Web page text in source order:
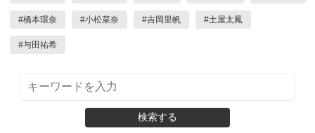
#橋本環奈 #小松菜奈 #吉岡里帆 #土屋太鳳
#与田祐希
検索する